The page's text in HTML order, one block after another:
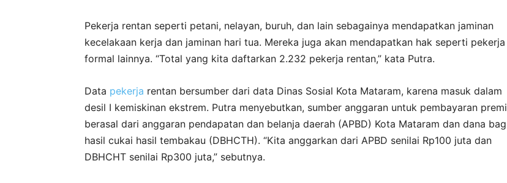
Pekerja rentan seperti petani, nelayan, buruh, dan lain sebagainya mendapatkan jaminan
kecelakaan kerja dan jaminan hari tua. Mereka juga akan mendapatkan hak seperti pekerja
formal lainnya. “Total yang kita daftarkan 2.232 pekerja rentan,” kata Putra.
Data pekerja rentan bersumber dari data Dinas Sosial Kota Mataram, karena masuk dalam
desil I kemiskinan ekstrem. Putra menyebutkan, sumber anggaran untuk pembayaran premi
berasal dari anggaran pendapatan dan belanja daerah (APBD) Kota Mataram dan dana bag
hasil cukai hasil tembakau (DBHCTH). “Kita anggarkan dari APBD senilai Rp100 juta dan
DBHCHT senilai Rp300 juta,” sebutnya.